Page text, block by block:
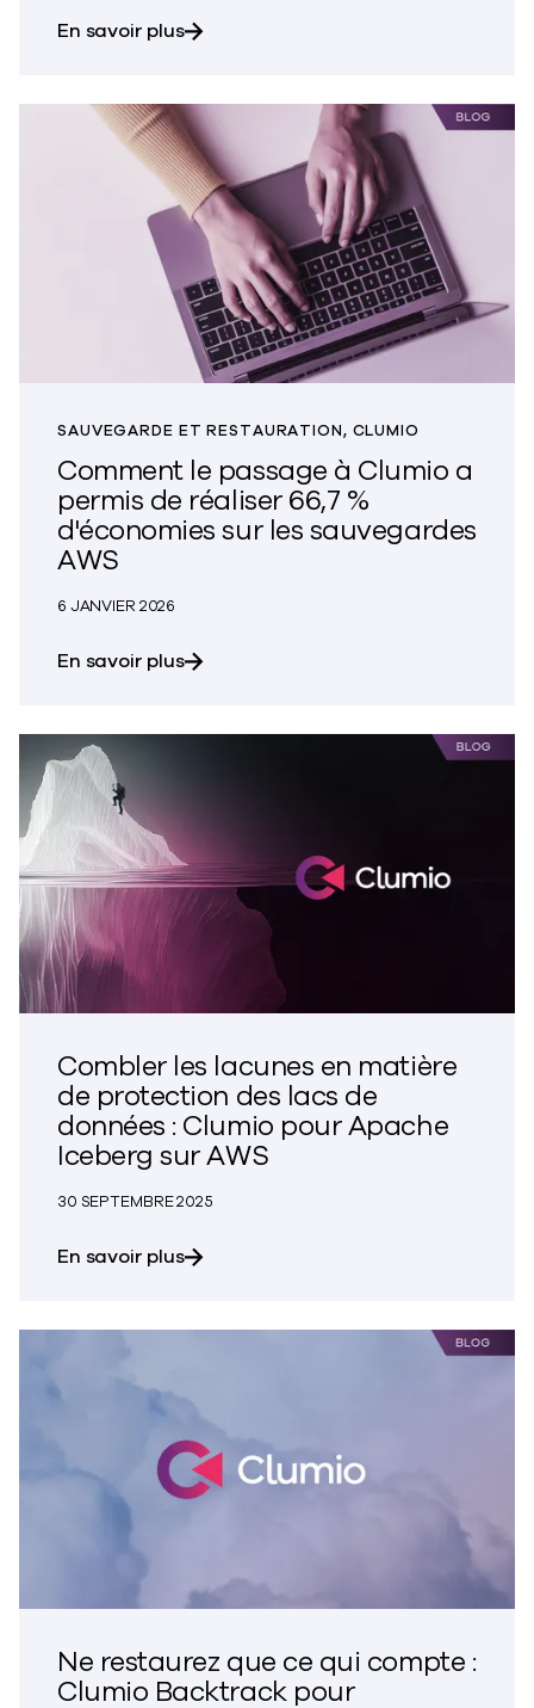
En savoir plussur la simplification de votre
SAUVEGARDE ET RESTAURATION, CLUMIO
Comment le passage à Clumio a
permis de réaliser 66,7 %
d'économies sur les sauvegardes
AWS
6 JANVIER 2026
En savoir plussur Comment le passage à Clumio a
Combler les lacunes en matière
de protection des lacs de
données : Clumio pour Apache
Iceberg sur AWS
30 SEPTEMBRE 2025
En savoir plussur Combler les lacunes dans la
Ne restaurez que ce qui compte :
Clumio Backtrack pour